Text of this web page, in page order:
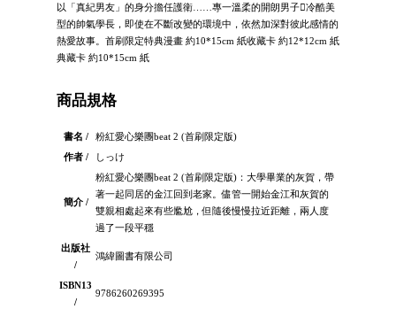
以「真紀男友」的身分擔任護衛……專一溫柔的開朗男子冷酷美
型的帥氣學長，即使在不斷改變的環境中，依然加深對彼此感情的
熱愛故事。首刷限定特典漫畫 約10*15cm 紙收藏卡 約12*12cm 紙
典藏卡 約10*15cm 紙
商品規格
書名 /
粉紅愛心樂團beat 2 (首刷限定版)
作者 /
しっけ
簡介 /
粉紅愛心樂團beat 2 (首刷限定版)：大學畢業的灰賀，帶
著一起同居的金江回到老家。儘管一開始金江和灰賀的
雙親相處起來有些尷尬，但隨後慢慢拉近距離，兩人度
過了一段平穩
出版社
/
鴻緯圖書有限公司
ISBN13
/
9786260269395